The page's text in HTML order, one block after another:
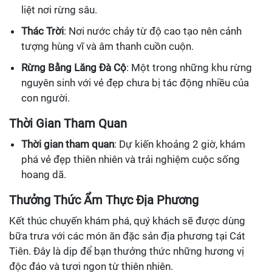
liệt nơi rừng sâu.
Thác Trời: Nơi nước chảy từ độ cao tạo nên cảnh
tượng hùng vĩ và âm thanh cuồn cuộn.
Rừng Bằng Lăng Đà Cộ: Một trong những khu rừng
nguyên sinh với vẻ đẹp chưa bị tác động nhiều của
con người.
Thời Gian Tham Quan
Thời gian tham quan: Dự kiến khoảng 2 giờ, khám
phá vẻ đẹp thiên nhiên và trải nghiệm cuộc sống
hoang dã.
Thưởng Thức Ẩm Thực Địa Phương
Kết thúc chuyến khám phá, quý khách sẽ được dùng
bữa trưa với các món ăn đặc sản địa phương tại Cát
Tiên. Đây là dịp để bạn thưởng thức những hương vị
độc đáo và tươi ngon từ thiên nhiên.